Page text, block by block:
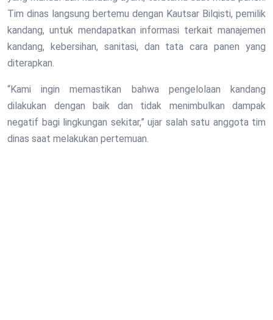
Tim dinas langsung bertemu dengan Kautsar Bilqisti, pemilik
kandang, untuk mendapatkan informasi terkait manajemen
kandang, kebersihan, sanitasi, dan tata cara panen yang
diterapkan.
“Kami ingin memastikan bahwa pengelolaan kandang
dilakukan dengan baik dan tidak menimbulkan dampak
negatif bagi lingkungan sekitar,” ujar salah satu anggota tim
dinas saat melakukan pertemuan.